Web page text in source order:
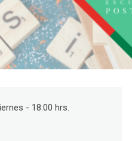
- 18:00 hrs.